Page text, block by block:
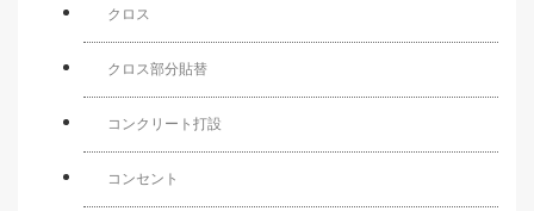
クロス
クロス部分貼替
コンクリート打設
コンセント